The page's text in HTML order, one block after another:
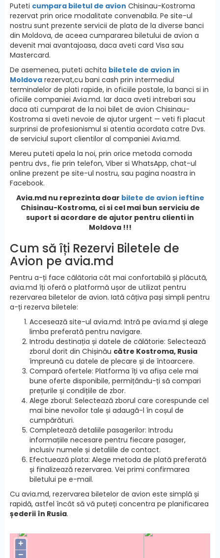
Puteti cumpara biletul de avion Chisinau-Kostroma
rezervat prin orice modalitate convenabila. Pe site-ul
nostru sunt prezente servicii de plata de la diverse banci
din Moldova, de aceea cumpararea biletului de avion a
devenit mai avantajoasa, daca aveti card Visa sau
Mastercard.
De asemenea, puteti achita biletele de avion in
Moldova rezervat,cu bani cash prin intermediul
terminalelor de plati rapide, in oficiile postale, la banci si in
oficiile companiei Avia.md. Iar daca aveti intrebari sau
daca ati cumparat de la noi bilet de avion Chisinau-
Kostroma si aveti nevoie de ajutor urgent — veti fi placut
surprinsi de profesionismul si atentia acordata catre Dvs.
de serviciul suport clientilor al companiei Avia.md.
Mereu puteti apela la noi, prin orice metoda comoda
pentru dvs., fie prin telefon, Viber si WhatsApp, chat-ul
online prezent pe site-ul nostru, sau pagina noastra in
Facebook.
Avia.md nu reprezinta doar bilete de avion ieftine
Chisinau-Kostroma, ci si cel mai bun serviciu de
suport si acordare de ajutor pentru clienti in
Moldova !!!
Cum să îți Rezervi Biletele de
Avion pe avia.md
Pentru a-ți face călătoria cât mai confortabilă și plăcută,
avia.md îți oferă o platformă ușor de utilizat pentru
rezervarea biletelor de avion. Iată câțiva pași simpli pentru
a-ți rezerva biletele:
Accesează site-ul avia.md: Intră pe avia.md și alege
limba preferată pentru navigare.
Introdu destinația și datele de călătorie: Selectează
zborul dorit din Chișinău către Kostroma, Rusia
împreună cu datele de plecare și de întoarcere.
Compară ofertele: Platforma îți va afișa cele mai
bune oferte disponibile, permițându-ți să compari
prețurile și condițiile de zbor.
Alege zborul: Selectează zborul care corespunde cel
mai bine nevoilor tale și adaugă-l în coșul de
cumpărături.
Completează detaliile pasagerilor: Introdu
informațiile necesare pentru fiecare pasager,
inclusiv numele și detaliile de contact.
Efectuează plata: Alege metoda de plată preferată
și finalizează rezervarea. Vei primi confirmarea
biletului pe e-mail.
Cu avia.md, rezervarea biletelor de avion este simplă și
rapidă, astfel încât să vă puteți concentra pe planificarea
șederii în Rusia.
+
−